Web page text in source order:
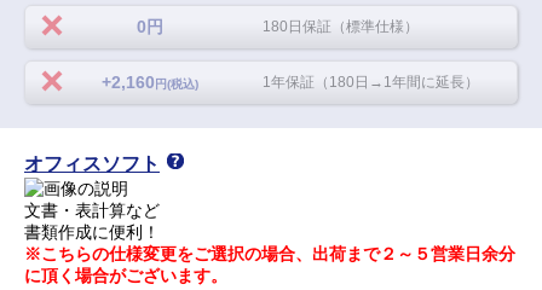
0円 180日保証（標準仕様）
+2,160 円(税込) 1年保証（180日→1年間に延長）
オフィスソフト
文書・表計算など
書類作成に便利！
※こちらの仕様変更をご選択の場合、出荷まで２～５営業日余分
に頂く場合がございます。